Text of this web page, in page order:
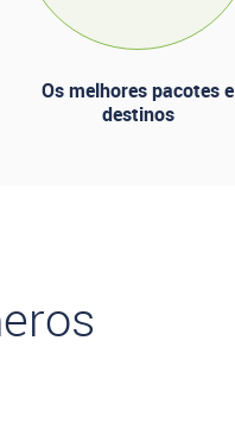
Os melhores pacotes e
destinos